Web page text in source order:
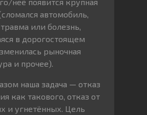
автомобиль,
или болезнь,
в дорогостоящем
рыночная
и прочее).
наша задача — отказ
как такового, отказ от
и угнетённых. Цель